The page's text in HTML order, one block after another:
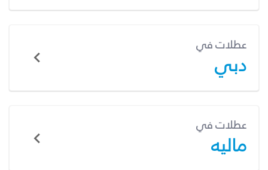
عطلات في
دبي
عطلات في
ماليه